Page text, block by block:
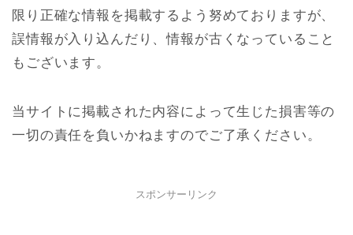
限り正確な情報を掲載するよう努めておりますが、
誤情報が入り込んだり、情報が古くなっていること
もございます。
当サイトに掲載された内容によって生じた損害等の
一切の責任を負いかねますのでご了承ください。
スポンサーリンク